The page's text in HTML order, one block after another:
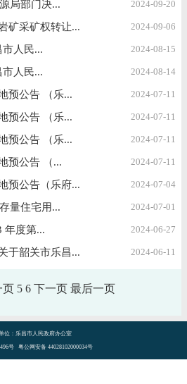
2024-09-20
局部门决...
2024-09-06
矿采矿权转让...
2024-08-15
市人民...
2024-08-14
市人民...
2024-07-11
预公告 （乐...
2024-07-11
预公告 （乐...
2024-07-11
预公告 （乐...
2024-07-11
预公告 （...
2024-07-04
预公告（乐府...
2024-07-01
量住宅用...
2024-06-27
年度第...
2024-06-11
于韶关市乐昌...
页 5 6 下一页 最后一页
位：乐昌市人民政府办公室
号 粤公网安备 44028102000034号